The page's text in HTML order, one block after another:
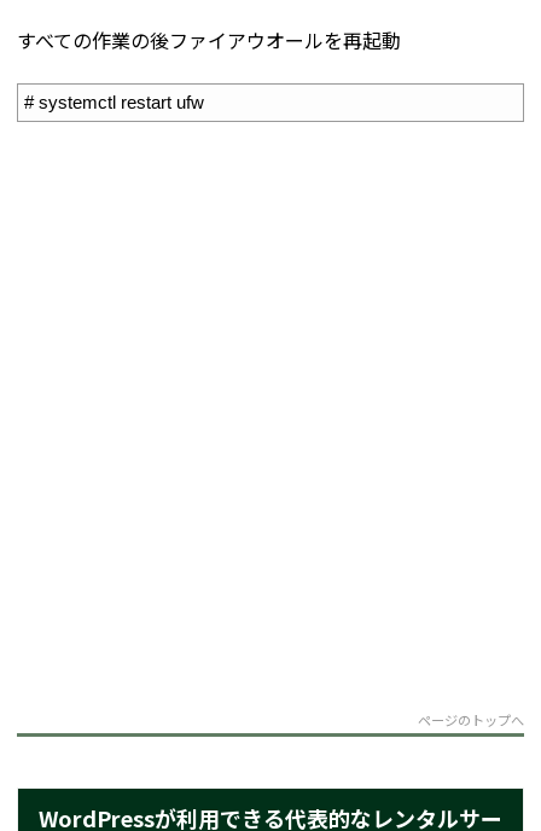
すべての作業の後ファイアウオールを再起動
# systemctl restart ufw
ページのトップへ
WordPressが利用できる代表的なレンタルサー